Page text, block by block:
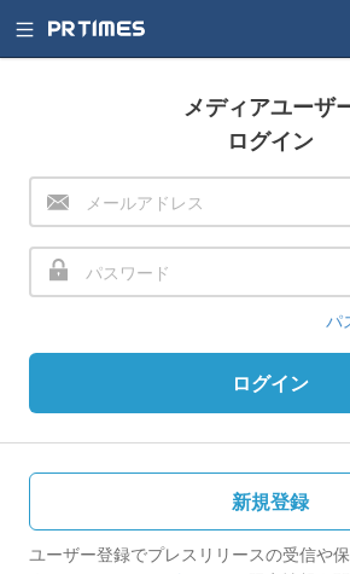
メディアユーザ
ログイン
パ
ログイン
新規登録
ユーザー登録でプレスリリースの受信や